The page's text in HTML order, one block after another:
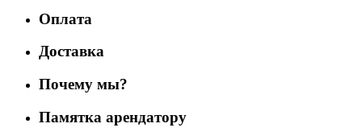
Оплата
Доставка
Почему мы?
Памятка арендатору